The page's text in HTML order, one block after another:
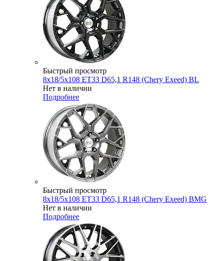
Быстрый просмотр
8x18/5x108 ET33 D65,1 R148 (Chery Exeed) BL
Нет в наличии
Подробнее
Быстрый просмотр
8x18/5x108 ET33 D65,1 R148 (Chery Exeed) BMG
Нет в наличии
Подробнее